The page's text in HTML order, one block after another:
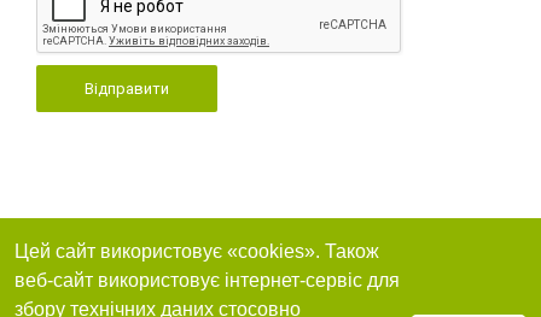
Відправити
Цей сайт використовує «cookies». Також
веб-сайт використовує інтернет-сервіс для
збору технічних даних стосовно